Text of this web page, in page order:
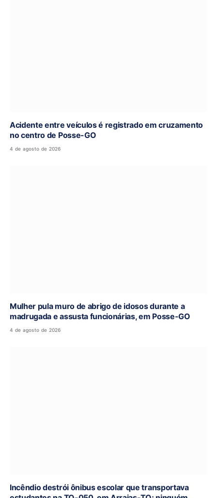
Acidente entre veículos é registrado em cruzamento
no centro de Posse-GO
4 de agosto de 2026
Mulher pula muro de abrigo de idosos durante a
madrugada e assusta funcionárias, em Posse-GO
4 de agosto de 2026
Incêndio destrói ônibus escolar que transportava